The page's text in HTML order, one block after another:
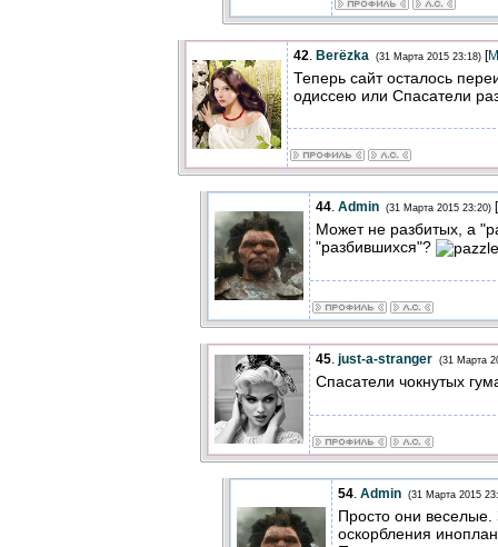
42. Berёzka (31 Марта 2015 23:18) [
Теперь сайт осталось
одиссею или Спасатели
44. Admin (31 Марта 2015 23:20) [
Может не разбитых, а
"разбившихся"?
45. just-a-stranger (31 Марта
Спасатели чокнутых
54. Admin (31 Марта 2015
Просто они
оскорбления